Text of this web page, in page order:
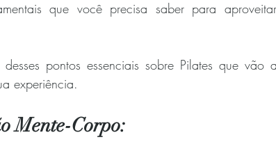
que você precisa saber para
pontos essenciais sobre Pilates que vão
experiência.
Mente-Corpo: